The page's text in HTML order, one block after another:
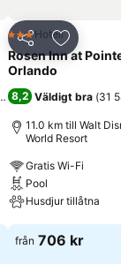
Favoriter
)
Dela Lägg till
3 Stjärnor
Hotell
Rosen Inn at
Orlando
8,2 Väldigt bra (31
11.0 km till Walt
World Resort
Gratis Wi-Fi
Pool
Husdjur tillåtna
Se priser
från 706 kr